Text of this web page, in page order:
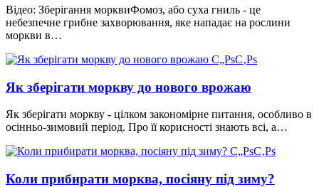
Відео: Зберігання морквиФомоз, або суха гниль - це
небезпечне грибне захворювання, яке нападає на рослини
моркви в…
Як зберігати моркву до нового врожаю
Як зберігати моркву - цілком закономірне питання, особливо в
осінньо-зимовий період. Про її корисності знають всі, а…
Коли прибирати морква, посіяну під зиму?